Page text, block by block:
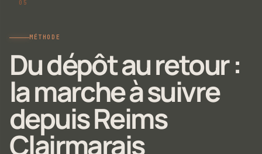
MÉTHODE
Du dépôt au retour :
la marche à suivre
depuis Reims
Clairmarais